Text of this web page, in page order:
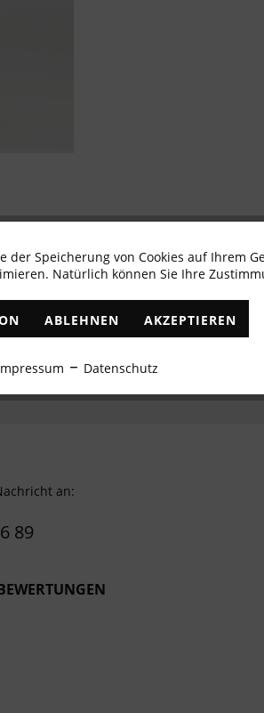
& 10% - Gutschein
✓ Die aktuellsten Trends
an:
89
der Speicherung von Cookies auf Ihrem
Natürlich können Sie Ihre
ABLEHNEN AKZEPTIEREN
Datenschutz